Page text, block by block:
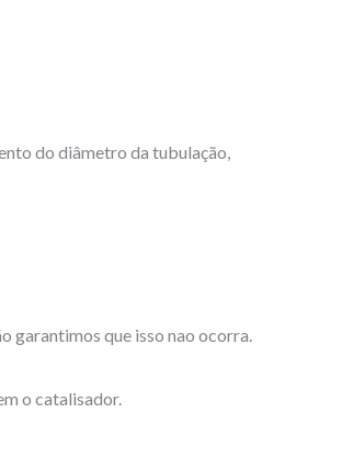
do diâmetro da tubulação,
garantimos que isso nao ocorra.
o catalisador.